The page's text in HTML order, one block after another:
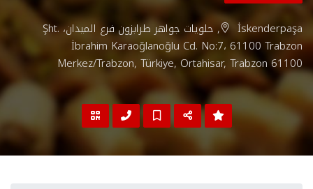
İskenderpaşa, حلويات جواهر طرابزون فرع الميدان، Şht.
İbrahim Karaoğlanoğlu Cd. No:7، 61100 Trabzon
Merkez/Trabzon, Türkiye, Ortahisar, Trabzon 61100